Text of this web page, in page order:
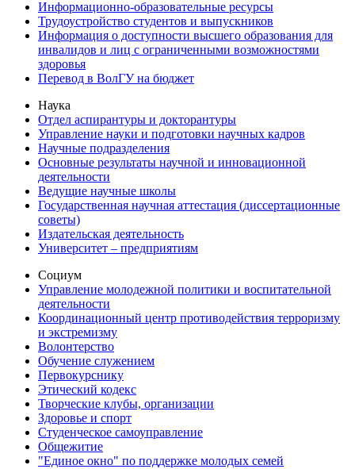
Информационно-образовательные ресурсы
Трудоустройство студентов и выпускников
Информация о доступности высшего образования для
инвалидов и лиц с ограниченными возможностями
здоровья
Перевод в ВолГУ на бюджет
Наука
Отдел аспирантуры и докторантуры
Управление науки и подготовки научных кадров
Научные подразделения
Основные результаты научной и инновационной
деятельности
Ведущие научные школы
Государственная научная аттестация (диссертационные
советы)
Издательская деятельность
Университет – предприятиям
Социум
Управление молодежной политики и воспитательной
деятельности
Координационный центр противодействия терроризму
и экстремизму
Волонтерство
Обучение служением
Первокурснику
Этический кодекс
Творческие клубы, организации
Здоровье и спорт
Студенческое самоуправление
Общежитие
"Единое окно" по поддержке молодых семей